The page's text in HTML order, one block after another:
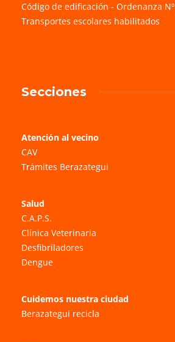
Código de edificación - Ordenanza
Transportes escolares habilitados
Secciones
Atención al vecino
CAV
Trámites Berazategui
Salud
C.A.P.S.
Clínica Veterinaria
Desfibriladores
Dengue
Cuidemos nuestra ciudad
Berazategui recicla